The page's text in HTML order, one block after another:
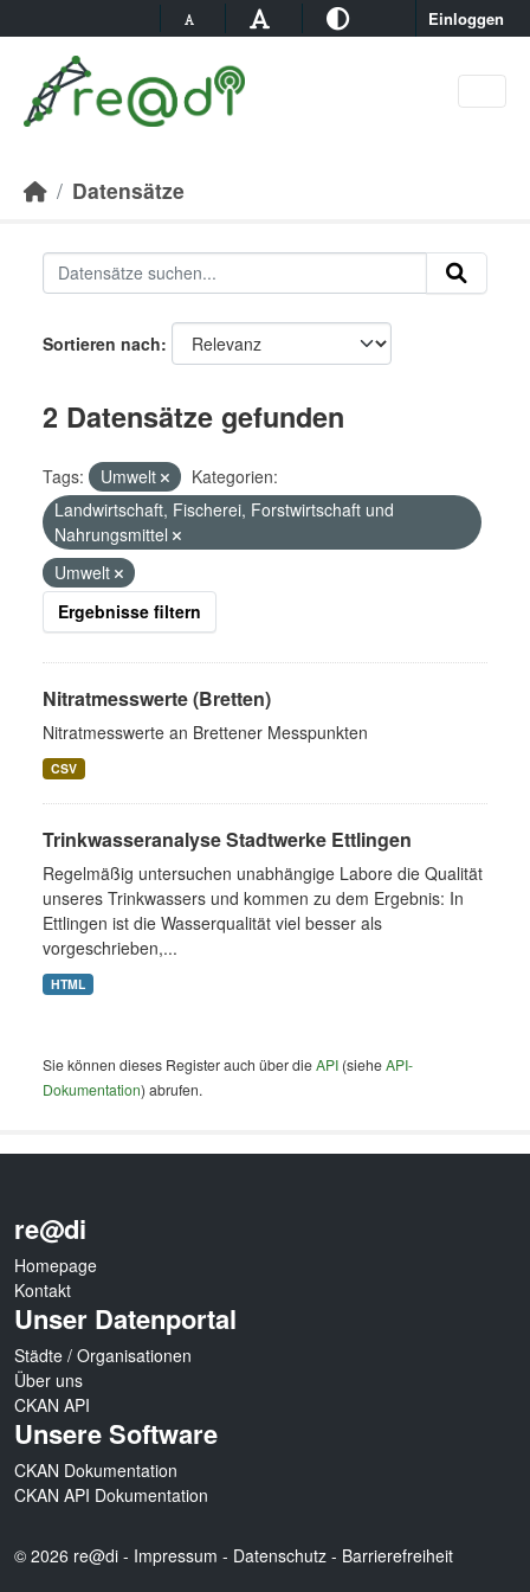
Einloggen
Datensätze
Sortieren nach
2 Datensätze gefunden
Tags: Umwelt
Kategorien:
Landwirtschaft, Fischerei, Forstwirtschaft und
Nahrungsmittel
Umwelt
Ergebnisse filtern
Nitratmesswerte (Bretten)
Nitratmesswerte an Brettener Messpunkten
CSV
Trinkwasseranalyse Stadtwerke Ettlingen
Regelmäßig untersuchen unabhängige Labore die Qualität
unseres Trinkwassers und kommen zu dem Ergebnis: In
Ettlingen ist die Wasserqualität viel besser als
vorgeschrieben,...
HTML
Sie können dieses Register auch über dieAPI (sieheAPI-
Dokumentation) abrufen.
re@di
Homepage
Kontakt
Unser Datenportal
Städte / Organisationen
Über uns
CKAN API
Unsere Software
CKAN Dokumentation
CKAN API Dokumentation
© 2026 re@di - Impressum - Datenschutz - Barrierefreiheit